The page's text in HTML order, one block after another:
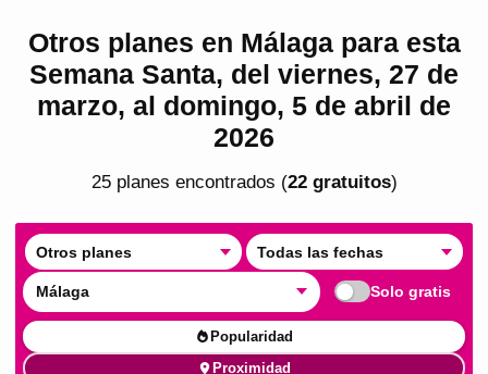
Otros planes en Málaga para esta
Semana Santa, del viernes, 27 de
marzo, al domingo, 5 de abril de
2026
25planes encontrados (22gratuitos)
Otros planes Todas las fechas
Málaga Solo gratis
Popularidad
Proximidad